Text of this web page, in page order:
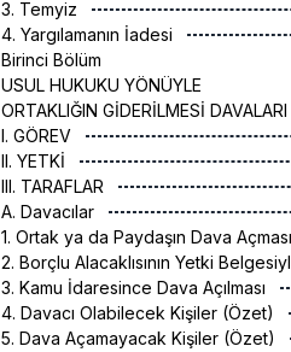
3. Temyiz
4. Yargılamanın İadesi
Birinci Bölüm
USUL HUKUKU YÖNÜYLE
ORTAKLIĞIN GİDERİLMESİ DAVALARI
I. GÖREV
II. YETKİ
III. TARAFLAR
A. Davacılar
1. Ortak ya da Paydaşın Dava Açması
2. Borçlu Alacaklısının Yetki
3. Kamu İdaresince Dava Açılması
4. Davacı Olabilecek Kişiler (Özet)
5. Dava Açamayacak Kişiler (Özet)